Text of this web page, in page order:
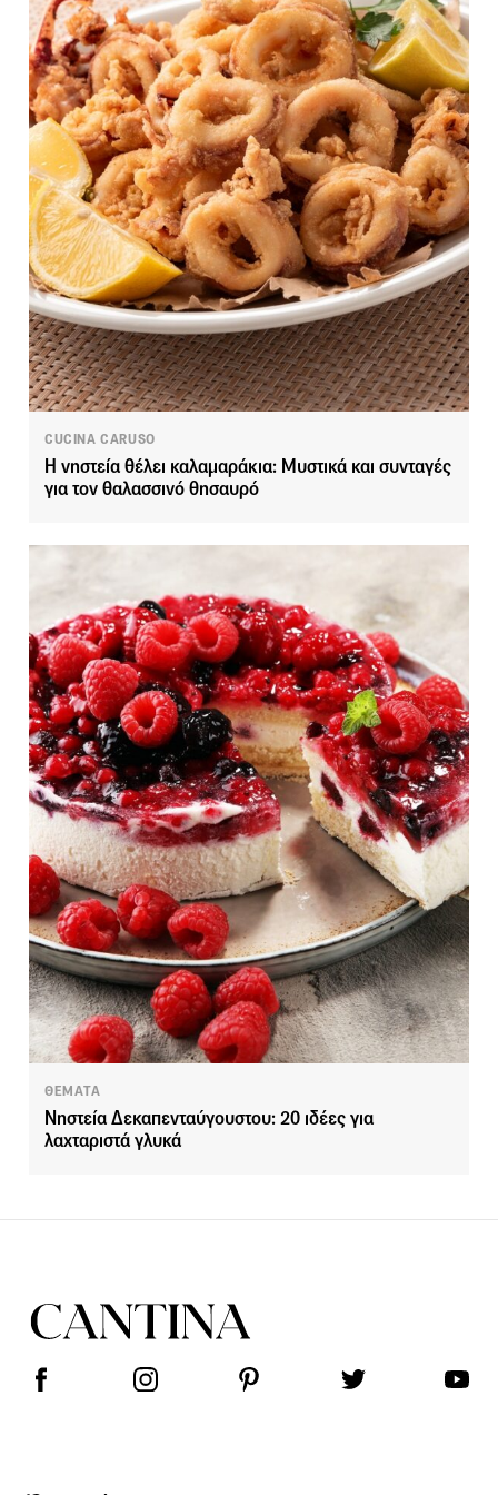
CUCINA CARUSO
Η νηστεία θέλει καλαμαράκια: Μυστικά και συνταγές
για τον θαλασσινό θησαυρό
ΘΕΜΑΤΑ
Νηστεία Δεκαπενταύγουστου: 20 ιδέες για
λαχταριστά γλυκά